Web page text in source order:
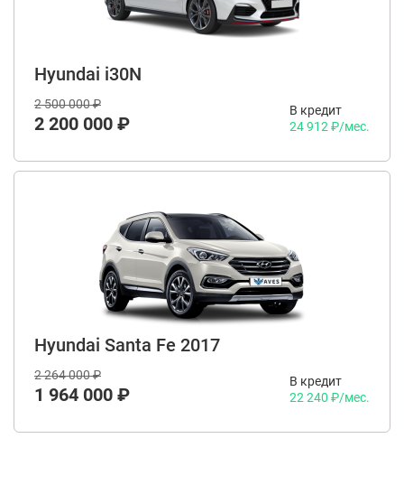
Hyundai i30N
2 500 000 ₽
2 200 000 ₽
В кредит
24 912 ₽/мес.
Hyundai Santa Fe 2017
2 264 000 ₽
1 964 000 ₽
В кредит
22 240 ₽/мес.